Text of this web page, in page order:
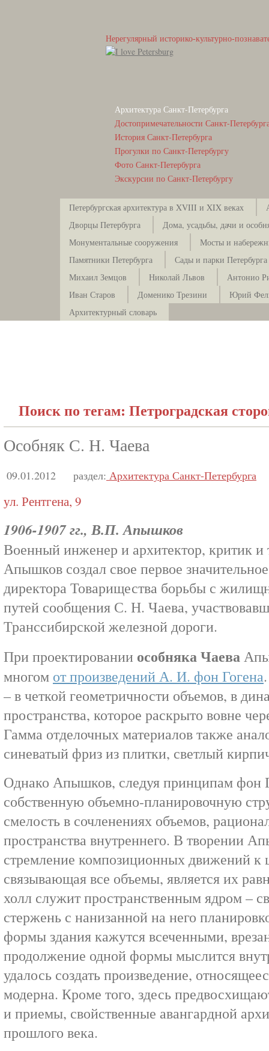
Нерегулярный историко-культурно-
Архитектура Санкт-Петербурга
Достопримечательности Санкт-
История Санкт-Петербурга
Прогулки по Санкт-Петербургу
Фото Санкт-Петербурга
Экскурсии по Санкт-Петербургу
Петербургская архитектура в XVIII и XIX веках
Дворцы Петербурга
Дома, усадьбы, дачи и
Монументальные сооружения
Мосты и
Памятники Петербурга
Сады и парки Петербурга
Михаил Земцов
Николай Львов
Антонио
Иван Старов
Доменико Трезини
Юрий
Архитектурный словарь
Поиск по тегам: Петроградская
Особняк С. Н. Чаева
09.01.2012 раздел: Архитектура Санкт-Петербурга
ул. Рентгена, 9
1906-1907 гг., В.П. Апышков
Военный инженер и архитектор, критик и
Апышков создал свое первое
директора Товарищества борьбы с
путей сообщения С. Н. Чаева,
Транссибирской железной дороги.
При проектировании особняка Чаева
многом от произведений А. И. фон Гогена
– в четкой геометричности объемов, в
пространства, которое раскрыто вовне
Гамма отделочных материалов также
синеватый фриз из плитки, светлый
Однако Апышков, следуя принципам фон
собственную объемно-планировочную
смелость в сочленениях объемов,
пространства внутреннего. В творении
стремление композиционных движений к
связывающая все объемы, является их
холл служит пространственным ядром –
стержень с нанизанной на него
формы здания кажутся всеченными,
продолжение одной формы мыслится
удалось создать произведение,
модерна. Кроме того, здесь
и приемы, свойственные авангардной
прошлого века.